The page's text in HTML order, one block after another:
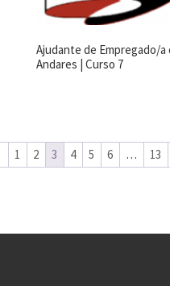
Ajudante de Empregado/a
Andares | Curso 7
1 2 3 4 5 6 … 13